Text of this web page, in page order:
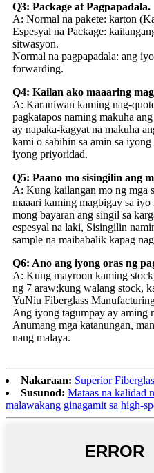
Q3: Package at Pagpapadala.
A: Normal na pakete: karton
Espesyal na Package:
sitwasyon.
Normal na pagpapadala: ang
forwarding.
Q4: Kailan ako maaaring
A: Karaniwan kaming nag-
pagkatapos naming makuha
ay napaka-kagyat na makuha
kami o sabihin sa amin sa
iyong priyoridad.
Q5: Paano mo sisingilin ang
A: Kung kailangan mo ng mga
maaari kaming magbigay sa
mong bayaran ang singil sa
espesyal na laki, Sisingilin
sample na maibabalik kapag
Q6: Ano ang iyong oras ng
A: Kung mayroon kaming
ng 7 araw;kung walang stock,
YuNiu Fiberglass
Ang iyong tagumpay ay aming
Anumang mga katanungan,
nang malaya.
Nakaraan: Superior
Susunod: Mataas na kalidad
malawakang ginagamit sa high-